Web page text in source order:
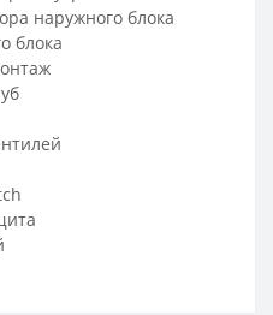
наружного блока
блока